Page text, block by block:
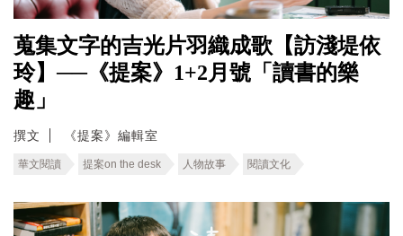
蒐集文字的吉光片羽織成歌【訪淺堤依
玲】──《提案》1+2月號「讀書的樂
趣」
撰文 《提案》編輯室
華文閱讀 提案on the desk 人物故事 閱讀文化